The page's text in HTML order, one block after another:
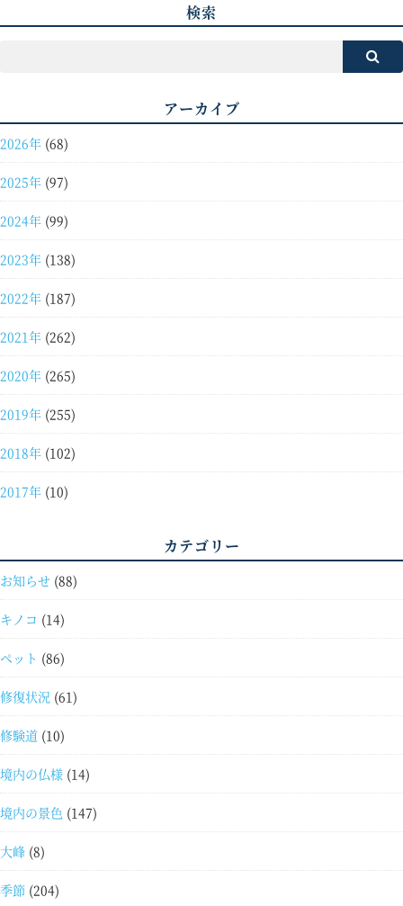
検索
アーカイブ
2026年 (68)
2025年 (97)
2024年 (99)
2023年 (138)
2022年 (187)
2021年 (262)
2020年 (265)
2019年 (255)
2018年 (102)
2017年 (10)
カテゴリー
お知らせ (88)
キノコ (14)
ペット (86)
修復状況 (61)
修験道 (10)
境内の仏様 (14)
境内の景色 (147)
大峰 (8)
季節 (204)